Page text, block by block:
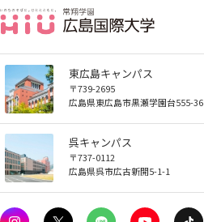
東広島キャンパス
〒739-2695
広島県東広島市黒瀬学園台555-36
呉キャンパス
〒737-0112
広島県呉市広古新開5-1-1